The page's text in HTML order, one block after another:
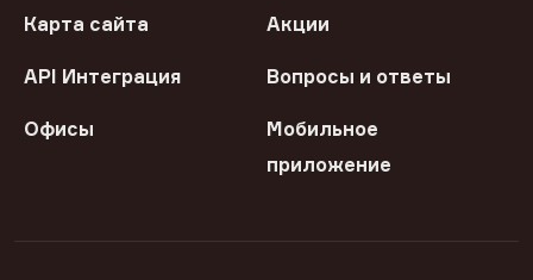
Карта сайта Акции
API Интеграция Вопросы и ответы
Офисы
Мобильное
приложение